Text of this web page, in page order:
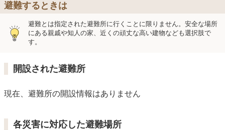
避難するときは
避難とは指定された避難所に行くことに限りません。安全な場所
にある親戚や知人の家、近くの頑丈な高い建物なども選択肢で
す。
開設された避難所
現在、避難所の開設情報はありません
各災害に対応した避難場所